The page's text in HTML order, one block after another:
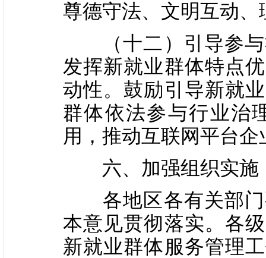
尊德守法、文明互动
（十二）引导参与
发挥新就业群体特点
动性。鼓励引导新就
群体依法参与行业治
用，推动互联网平台
六、加强组织实施
各地区各有关部门
本意见贯彻落实。各
新就业群体服务管理